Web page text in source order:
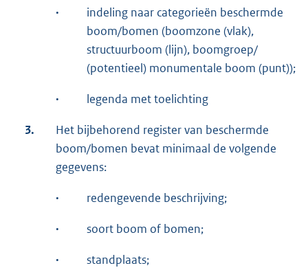
·
indeling naar categorieën beschermde
boom/bomen (boomzone (vlak),
structuurboom (lijn), boomgroep/
(potentieel) monumentale boom (punt));
· legenda met toelichting
3.
Het bijbehorend register van beschermde
boom/bomen bevat minimaal de volgende
gegevens:
· redengevende beschrijving;
· soort boom of bomen;
· standplaats;